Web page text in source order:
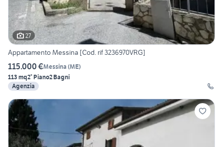
27
Appartamento Messina [Cod. rif 3236970VRG]
115.000 €Messina (ME)
113 mq2° Piano2 Bagni
Agenzia